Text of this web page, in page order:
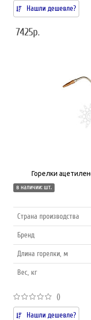
Нашли дешевле?
7425р.
Горелки
в наличии: шт.
Страна производства
Бренд
Длина горелки, м
Вес, кг
()
Нашли дешевле?